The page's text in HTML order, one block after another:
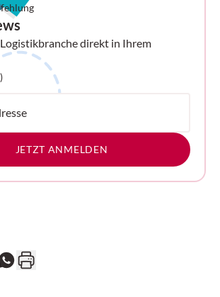
direkt in Ihrem
JETZT ANMELDEN